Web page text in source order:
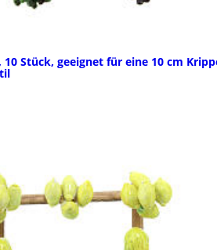
Stück, geeignet für eine 10 cm